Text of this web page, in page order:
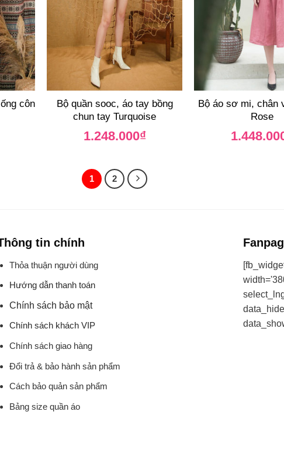
côn
Bộ quần sooc, áo tay bồng
chun tay Turquoise
1.248.000₫
Bộ áo sơ mi, chân
Rose
1 2
tin chính
Thỏa thuận người dùng
Hướng dẫn thanh toán
Chính sách bảo mật
Chính sách khách VIP
Chính sách giao hàng
Đổi trả & bảo hành sản phẩm
Cách bảo quản sản phẩm
Bảng size quần áo